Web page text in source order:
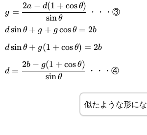
g=\cfrac{2a-
d(1+\cos\theta)}
g =
sinθ
2a − d(1 + cos θ)
・・・③
d\sin\theta+g+g\cos\theta=2b
dsinθ + g + g cosθ = 2b
d\sin\theta+g(1+\cos\theta)=2b
dsinθ + g(1 + cos θ) = 2b
d=\cfrac{2b-
g(1+\cos\theta)}
d =
sinθ
2b − g(1 + cosθ)
・・・④
似たような形にな